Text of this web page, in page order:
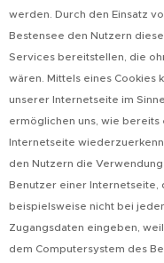
werden. Durch den Einsatz
Bestensee den Nutzern
Services bereitstellen, die
wären. Mittels eines Cookies
unserer Internetseite im
ermöglichen uns, wie
Internetseite
den Nutzern die
Benutzer einer Internetseite,
beispielsweise nicht bei
Zugangsdaten eingeben,
dem Computersystem des